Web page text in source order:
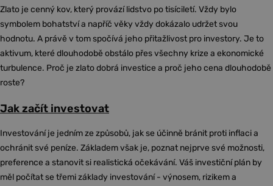
Zlato je cenný kov, který provází lidstvo po tisíciletí. Vždy bylo
symbolem bohatství a napříč věky vždy dokázalo udržet svou
hodnotu. A právě v tom spočívá jeho přitažlivost pro investory. Je to
aktivum, které dlouhodobě obstálo přes všechny krize a ekonomické
turbulence. Proč je zlato dobrá investice a proč jeho cena dlouhodobě
roste?
Jak začít investovat
Investování je jedním ze způsobů, jak se účinně bránit proti inflaci a
ochránit své peníze. Základem však je, poznat nejprve své možnosti,
preference a stanovit si realistická očekávání. Váš investiční plán by
měl počítat se třemi základy investování - výnosem, rizikem a